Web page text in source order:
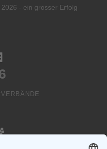
- ein grosser Erfolg